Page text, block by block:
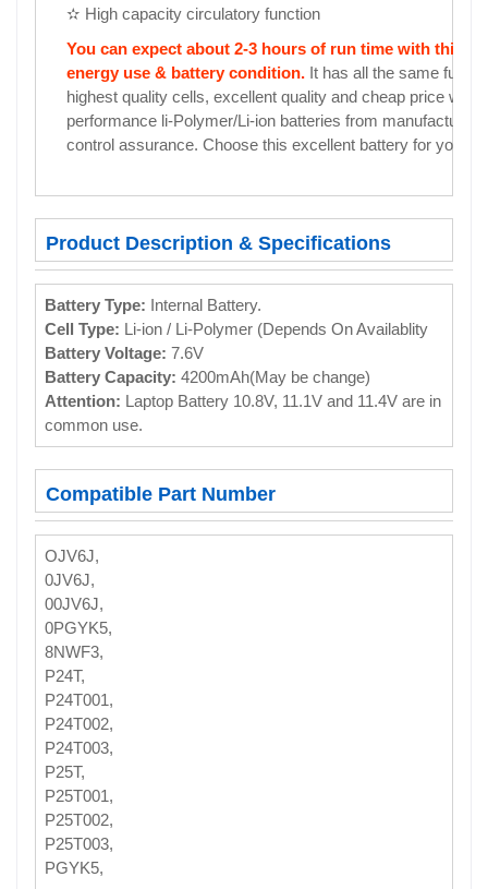
✫ High capacity circulatory function
You can expect about 2-3 hours of run time with this
energy use & battery condition. It has all the same
highest quality cells, excellent quality and cheap price with
performance li-Polymer/Li-ion batteries from
control assurance. Choose this excellent battery for your
Product Description & Specifications
Battery Type: Internal Battery.
Cell Type: Li-ion / Li-Polymer (Depends On Availablity
Battery Voltage: 7.6V
Battery Capacity: 4200mAh(May be change)
Attention: Laptop Battery 10.8V, 11.1V and 11.4V are in
common use.
Compatible Part Number
OJV6J,
0JV6J,
00JV6J,
0PGYK5,
8NWF3,
P24T,
P24T001,
P24T002,
P24T003,
P25T,
P25T001,
P25T002,
P25T003,
PGYK5,